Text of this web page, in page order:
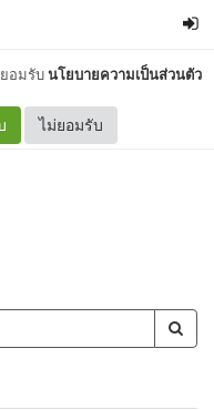
อมรับนโยบายความเป็นส่วนตัว
ไม่ยอมรับ